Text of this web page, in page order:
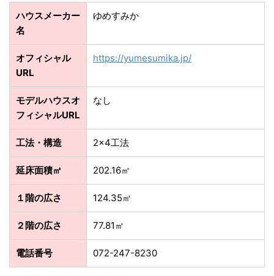
ハウスメーカー
名
ゆめすみか
オフィシャル
URL
https://yumesumika.jp/
モデルハウスオ
フィシャルURL
なし
工法・構造 2×4工法
延床面積㎡ 202.16㎡
１階の広さ 124.35㎡
２階の広さ 77.81㎡
電話番号 072-247-8230